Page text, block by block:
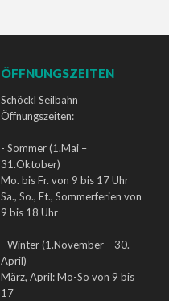
ÖFFNUNGSZEITEN
Schöckl Seilbahn
Öffnungszeiten:
- Sommer (1.Mai –
31.Oktober)
Mo. bis Fr. von 9 bis 17 Uhr
Sa., So., Ft., Sommerferien von
9 bis 18 Uhr
- Winter (1.November – 30.
April)
März, April: Mo-So von 9 bis
17